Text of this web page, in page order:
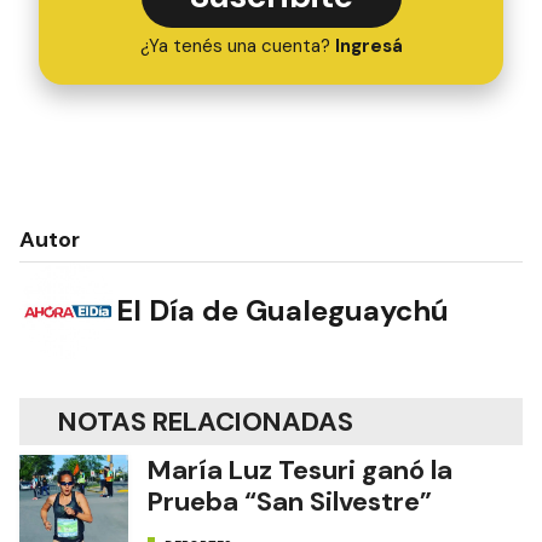
¿Ya tenés una cuenta? Ingresá
Autor
El Día de Gualeguaychú
NOTAS RELACIONADAS
María Luz Tesuri ganó la
Prueba “San Silvestre”